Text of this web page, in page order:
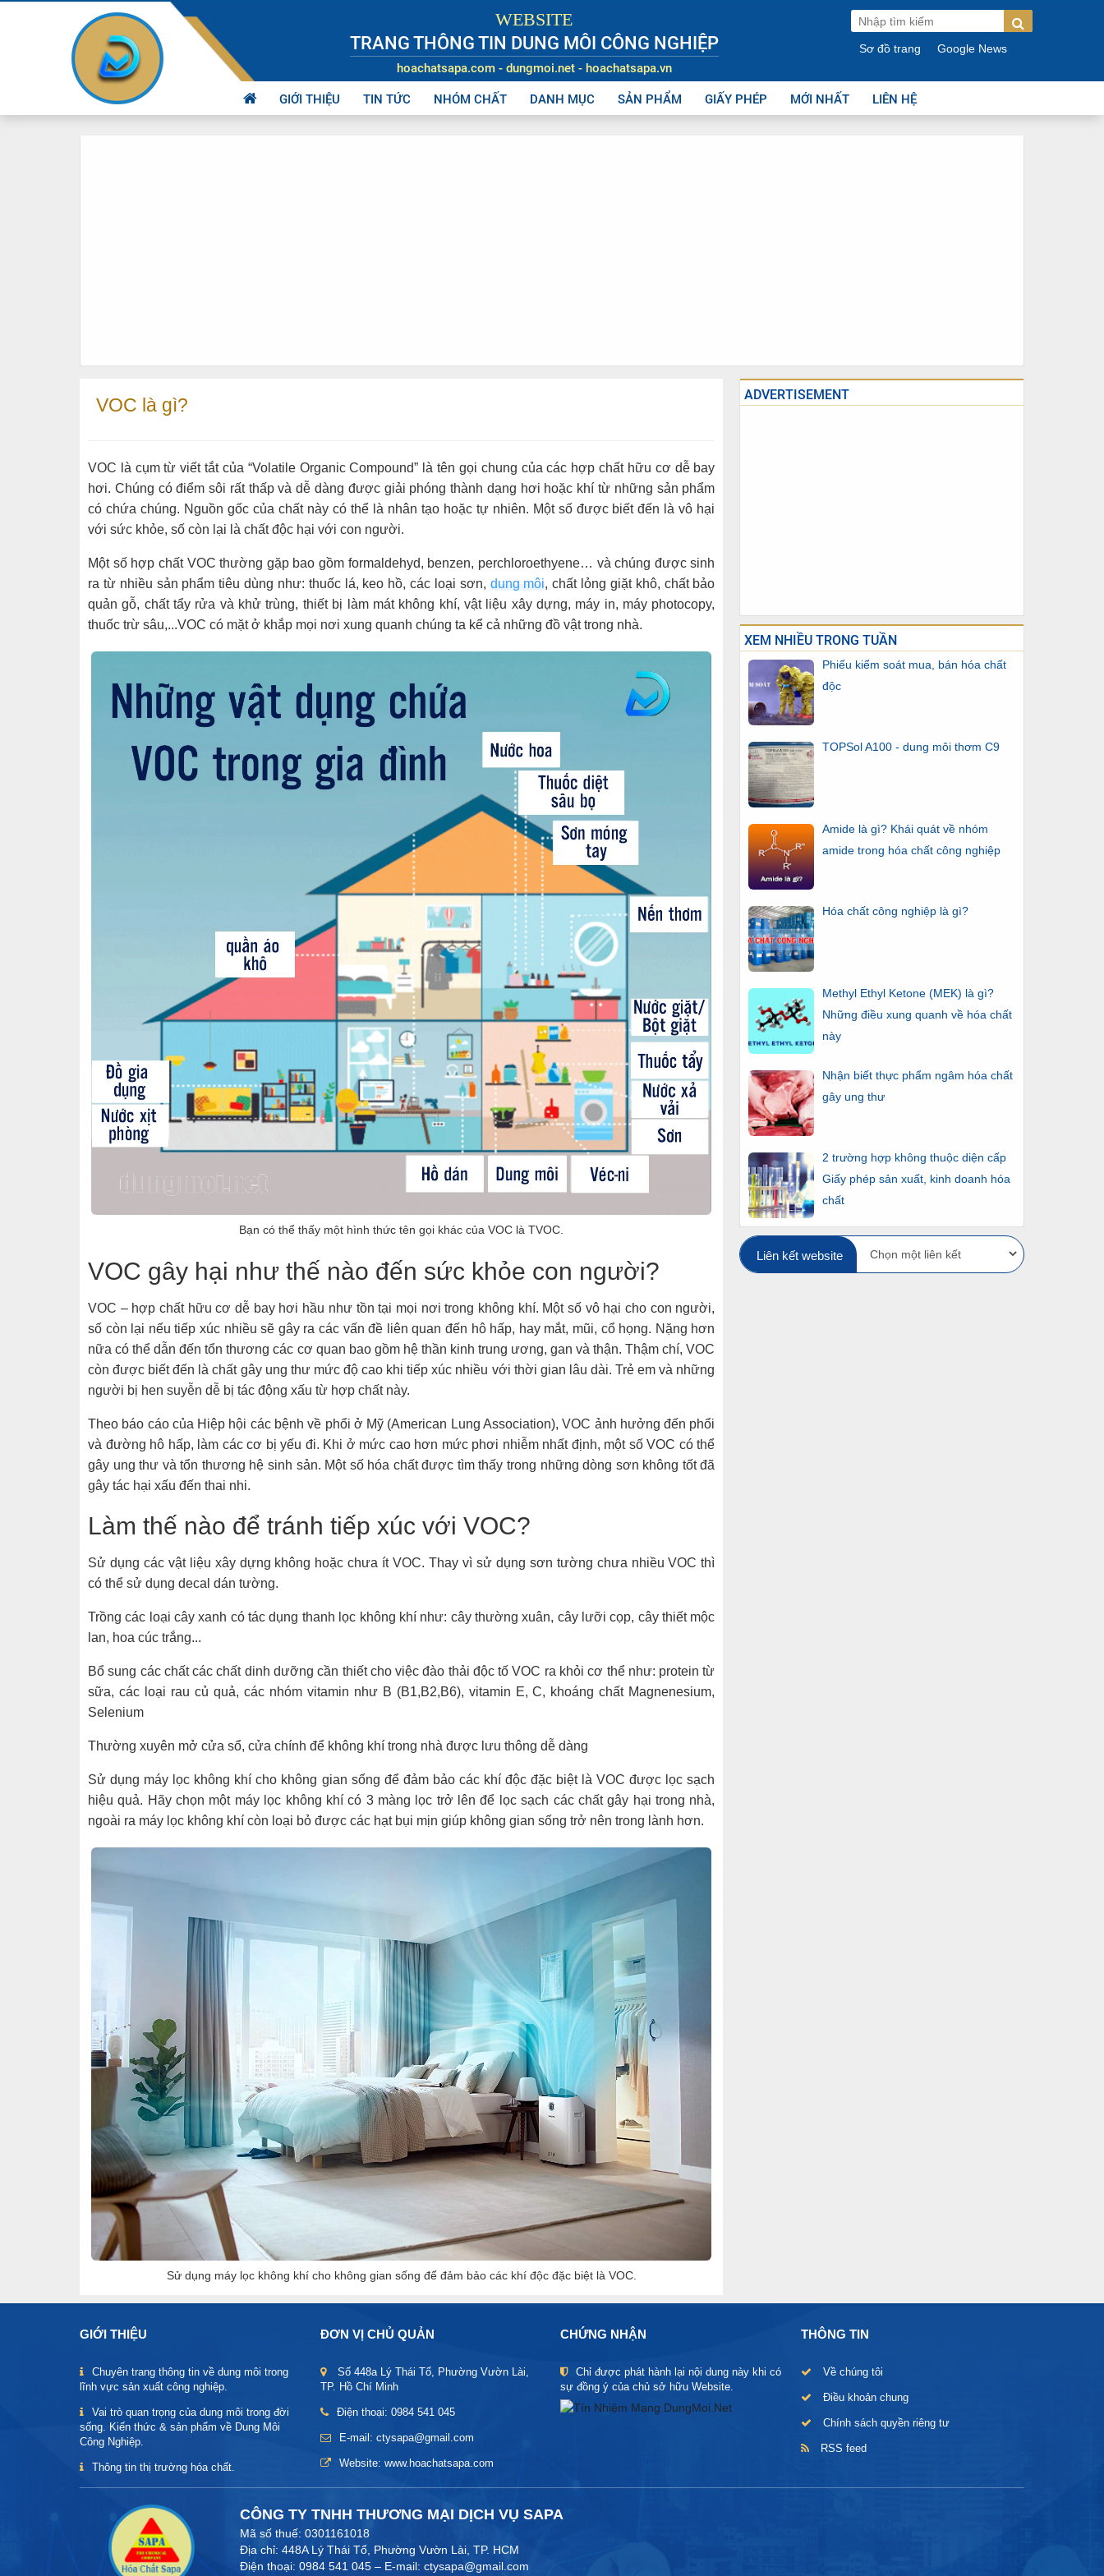
GIỚI THIỆU TIN TỨC NHÓM CHẤT DANH MỤC SẢN PHẨM GIẤY PHÉP MỚI NHẤT LIÊN HỆ
WEBSITE
TRANG THÔNG TIN DUNG MÔI CÔNG NGHIỆP
hoachatsapa.com - dungmoi.net - hoachatsapa.vn
Sơ đồ trang Google News
VOC là gì?
VOC là cụm từ viết tắt của “Volatile Organic Compound” là tên gọi chung của các hợp chất hữu cơ dễ bay
hơi. Chúng có điểm sôi rất thấp và dễ dàng được giải phóng thành dạng hơi hoặc khí từ những sản phẩm
có chứa chúng. Nguồn gốc của chất này có thể là nhân tạo hoặc tự nhiên. Một số được biết đến là vô hại
với sức khỏe, số còn lại là chất độc hại với con người.
Một số hợp chất VOC thường gặp bao gồm formaldehyd, benzen, perchloroethyene… và chúng được sinh
ra từ nhiều sản phẩm tiêu dùng như: thuốc lá, keo hồ, các loại sơn, dung môi, chất lỏng giặt khô, chất bảo
quản gỗ, chất tẩy rửa và khử trùng, thiết bị làm mát không khí, vật liệu xây dựng, máy in, máy photocopy,
thuốc trừ sâu,...VOC có mặt ở khắp mọi nơi xung quanh chúng ta kể cả những đồ vật trong nhà.
Bạn có thể thấy một hình thức tên gọi khác của VOC là TVOC.
VOC gây hại như thế nào đến sức khỏe con người?
VOC – hợp chất hữu cơ dễ bay hơi hầu như tồn tại mọi nơi trong không khí. Một số vô hại cho con người,
số còn lại nếu tiếp xúc nhiều sẽ gây ra các vấn đề liên quan đến hô hấp, hay mắt, mũi, cổ họng. Nặng hơn
nữa có thể dẫn đến tổn thương các cơ quan bao gồm hệ thần kinh trung ương, gan và thận. Thậm chí, VOC
còn được biết đến là chất gây ung thư mức độ cao khi tiếp xúc nhiều với thời gian lâu dài. Trẻ em và những
người bị hen suyễn dễ bị tác động xấu từ hợp chất này.
Theo báo cáo của Hiệp hội các bệnh về phổi ở Mỹ (American Lung Association), VOC ảnh hưởng đến phổi
và đường hô hấp, làm các cơ bị yếu đi. Khi ở mức cao hơn mức phơi nhiễm nhất định, một số VOC có thể
gây ung thư và tổn thương hệ sinh sản. Một số hóa chất được tìm thấy trong những dòng sơn không tốt đã
gây tác hại xấu đến thai nhi.
Làm thế nào để tránh tiếp xúc với VOC?
Sử dụng các vật liệu xây dựng không hoặc chưa ít VOC. Thay vì sử dụng sơn tường chưa nhiều VOC thì
có thể sử dụng decal dán tường.
Trồng các loại cây xanh có tác dụng thanh lọc không khí như: cây thường xuân, cây lưỡi cọp, cây thiết mộc
lan, hoa cúc trắng...
Bổ sung các chất các chất dinh dưỡng cần thiết cho việc đào thải độc tố VOC ra khỏi cơ thể như: protein từ
sữa, các loại rau củ quả, các nhóm vitamin như B (B1,B2,B6), vitamin E, C, khoáng chất Magnenesium,
Selenium
Thường xuyên mở cửa sổ, cửa chính để không khí trong nhà được lưu thông dễ dàng
Sử dụng máy lọc không khí cho không gian sống để đảm bảo các khí độc đặc biệt là VOC được lọc sạch
hiệu quả. Hãy chọn một máy lọc không khí có 3 màng lọc trở lên để lọc sạch các chất gây hại trong nhà,
ngoài ra máy lọc không khí còn loại bỏ được các hạt bụi mịn giúp không gian sống trở nên trong lành hơn.
Sử dụng máy lọc không khí cho không gian sống để đảm bảo các khí độc đặc biệt là VOC.
ADVERTISEMENT
XEM NHIỀU TRONG TUẦN
Phiếu kiểm soát mua, bán hóa chất
độc
TOPSol A100 - dung môi thơm C9
Amide là gì? Khái quát về nhóm
amide trong hóa chất công nghiệp
Hóa chất công nghiệp là gì?
Methyl Ethyl Ketone (MEK) là gì?
Những điều xung quanh về hóa chất
này
Nhận biết thực phẩm ngâm hóa chất
gây ung thư
2 trường hợp không thuộc diện cấp
Giấy phép sản xuất, kinh doanh hóa
chất
Liên kết website
GIỚI THIỆU
Chuyên trang thông tin về dung môi trong
lĩnh vực sản xuất công nghiệp.
Vai trò quan trọng của dung môi trong đời
sống. Kiến thức & sản phẩm về Dung Môi
Công Nghiệp.
Thông tin thị trường hóa chất.
ĐƠN VỊ CHỦ QUẢN
Số 448a Lý Thái Tổ, Phường Vườn Lài,
TP. Hồ Chí Minh
Điện thoại: 0984 541 045
E-mail: ctysapa@gmail.com
Website: www.hoachatsapa.com
CHỨNG NHẬN
Chỉ được phát hành lại nội dung này khi có
sự đồng ý của chủ sở hữu Website.
THÔNG TIN
Về chúng tôi
Điều khoản chung
Chính sách quyền riêng tư
RSS feed
CÔNG TY TNHH THƯƠNG MẠI DỊCH VỤ SAPA
Mã số thuế: 0301161018
Địa chỉ: 448A Lý Thái Tổ, Phường Vườn Lài, TP. HCM
Điện thoại: 0984 541 045 – E-mail: ctysapa@gmail.com